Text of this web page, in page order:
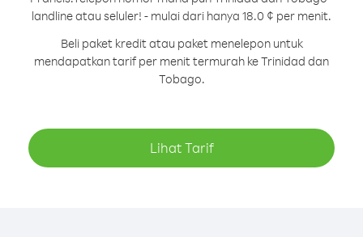
landline atau seluler! - mulai dari hanya 18.0 ¢ per menit.
Beli paket kredit atau paket menelepon untuk
mendapatkan tarif per menit termurah ke Trinidad dan
Tobago.
Lihat Tarif